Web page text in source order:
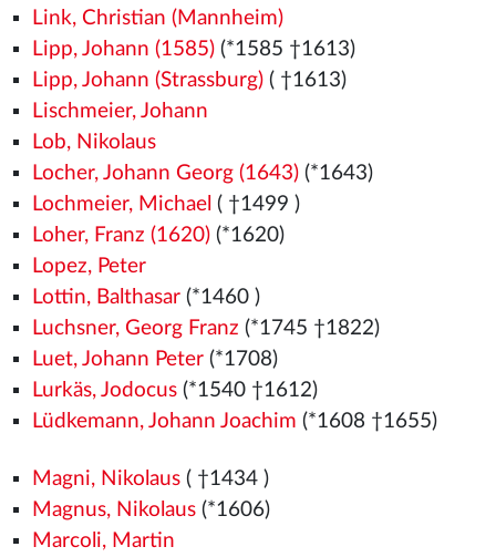
Link, Christian (Mannheim)
Lipp, Johann (1585)(*1585 †1613)
Lipp, Johann (Strassburg)( †1613)
Lischmeier, Johann
Lob, Nikolaus
Locher, Johann Georg (1643)(*1643)
Lochmeier, Michael ( †1499 )
Loher, Franz (1620)(*1620)
Lopez, Peter
Lottin, Balthasar(*1460 )
Luchsner, Georg Franz (*1745 †1822)
Luet, Johann Peter(*1708)
Lurkäs, Jodocus(*1540 †1612)
Lüdkemann, Johann Joachim (*1608 †1655)
Magni, Nikolaus( †1434 )
Magnus, Nikolaus(*1606)
Marcoli, Martin